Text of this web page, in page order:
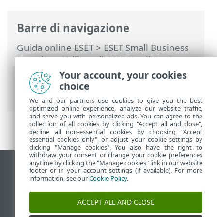
Barre di navigazione
Guida online ESET>ESET Small Business
Security>Utilizzo di ESET Small Business
Security
>Configurazione>Strumenti di
protezione>Secure Data > Crea un'unità
virtuale crittografata
Visualizza sito desktop
End of Life
ESET Knowledge Base
Your account, your cookies
choice
We and our partners use cookies to give you the best
optimized online experience, analyze our website traffic,
and serve you with personalized ads. You can agree to the
collection of all cookies by clicking "Accept all and close",
decline all non-essential cookies by choosing "Accept
essential cookies only", or adjust your cookie settings by
clicking "Manage cookies". You also have the right to
withdraw your consent or change your cookie preferences
anytime by clicking the "Manage cookies" link in our website
footer or in your account settings (if available). For more
information, see ourCookie Policy.
ACCEPT ALL AND CLOSE